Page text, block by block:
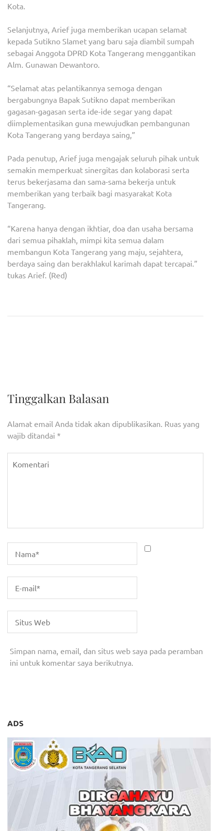
Kota.
Selanjutnya, Arief juga memberikan ucapan selamat
kepada Sutikno Slamet yang baru saja diambil sumpah
sebagai Anggota DPRD Kota Tangerang menggantikan
Alm. Gunawan Dewantoro.
“Selamat atas pelantikannya semoga dengan
bergabungnya Bapak Sutikno dapat memberikan
gagasan-gagasan serta ide-ide segar yang dapat
diimplementasikan guna mewujudkan pembangunan
Kota Tangerang yang berdaya saing,”
Pada penutup, Arief juga mengajak seluruh pihak untuk
semakin memperkuat sinergitas dan kolaborasi serta
terus bekerjasama dan sama-sama bekerja untuk
memberikan yang terbaik bagi masyarakat Kota
Tangerang.
“Karena hanya dengan ikhtiar, doa dan usaha bersama
dari semua pihaklah, mimpi kita semua dalam
membangun Kota Tangerang yang maju, sejahtera,
berdaya saing dan berakhlakul karimah dapat tercapai.”
tukas Arief. (Red)
Tinggalkan Balasan
Alamat email Anda tidak akan dipublikasikan. Ruas yang
wajib ditandai *
Simpan nama, email, dan situs web saya pada peramban
ini untuk komentar saya berikutnya.
ADS